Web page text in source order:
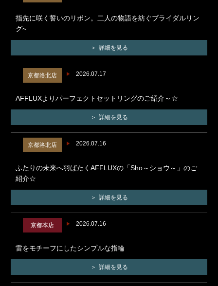
指先に咲く誓いのリボン。二人の物語を紡ぐブライダルリン
グ~
詳細を見る
2026.07.17
京都洛北店
AFFLUXよりパーフェクトセットリングのご紹介～☆
詳細を見る
2026.07.16
京都洛北店
ふたりの未来へ羽ばたくAFFLUXの「Sho～ショウ～」のご
紹介☆
詳細を見る
2026.07.16
京都本店
雷をモチーフにしたシンプルな指輪
詳細を見る